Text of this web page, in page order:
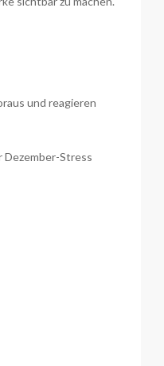
und reagieren
Dezember-Stress